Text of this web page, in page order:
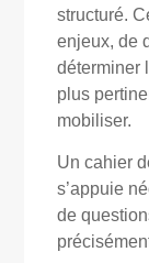
structuré.
enjeux, de
déterminer
plus
mobiliser.
Un cahier
s’appuie
de